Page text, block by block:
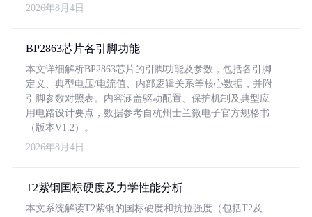
2026年8月4日
BP2863芯片各引脚功能
本文详细解析BP2863芯片的引脚功能及参数，包括各引脚
定义、典型电压/电流值、内部逻辑关系等核心数据，并附
引脚参数对照表。内容涵盖驱动配置、保护机制及典型应
用电路设计要点，数据参考自杭州士兰微电子官方规格书
（版本V1.2）。
2026年8月4日
T2紫铜国标硬度及力学性能分析
本文系统解读T2紫铜的国标硬度和抗拉强度（包括T2及